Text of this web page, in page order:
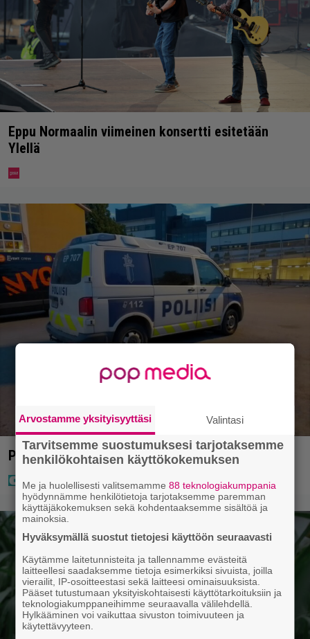
Eppu Normaalin viimeinen konsertti esitetään
Ylellä
Poliisi teki surullisen löydön Lohjalla
Arvostamme yksityisyyttäsi Valintasi
Tarvitsemme suostumuksesi tarjotaksemme
henkilökohtaisen käyttökokemuksen
Me ja huolellisesti valitsemamme88 teknologiakumppania
hyödynnämme henkilötietoja tarjotaksemme paremman
käyttäjäkokemuksen sekä kohdentaaksemme sisältöä ja
mainoksia.
Hyväksymällä suostut tietojesi käyttöön seuraavasti
Käytämme laitetunnisteita ja tallennamme evästeitä
laitteellesi saadaksemme tietoja esimerkiksi sivuista, joilla
vierailit, IP-osoitteestasi sekä laitteesi ominaisuuksista.
Pääset tutustumaan yksityiskohtaisesti käyttötarkoituksiin ja
teknologiakumppaneihimme seuraavalla välilehdellä.
Hylkääminen voi vaikuttaa sivuston toimivuuteen ja
käytettävyyteen.